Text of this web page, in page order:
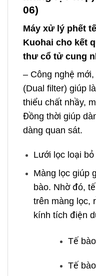
06)
Máy xử lý phết
Kuohai cho kết
thư cổ tử cung
– Công nghệ
(Dual filter) giúp
thiểu chất nhầy,
Đồng thời giúp
dàng quan sát.
Lưới lọc loại
Màng lọc giúp
bào. Nhờ đó,
trên màng lọc,
kính tích điện
Tế
Tế